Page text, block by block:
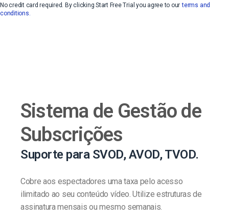
No credit card required. By clicking Start Free Trial you agree to our terms and
conditions.
Sistema de Gestão de
Subscrições
Suporte para SVOD, AVOD, TVOD.
Cobre aos espectadores uma taxa pelo acesso
ilimitado ao seu conteúdo vídeo. Utilize estruturas de
assinatura mensais ou mesmo semanais.